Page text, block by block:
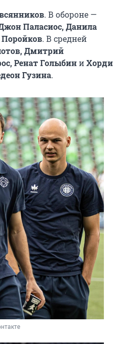
. В обороне —
Паласиос, Данила
. В средней
Дмитрий
Ренат ГолыбиниХорди
Гузина.